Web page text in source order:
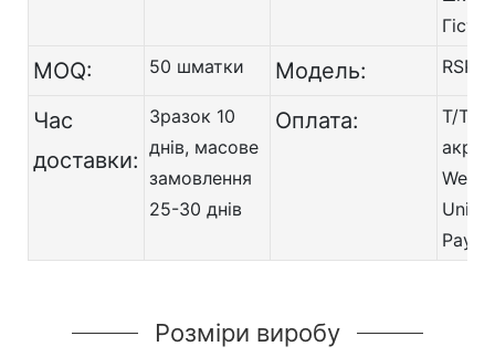
Гість
MOQ: 50 шматки Модель: RSP-
Час
доставки:
Зразок 10
днів, масове
замовлення
25-30 днів
Оплата:
T/T,
Union,
Розміри виробу